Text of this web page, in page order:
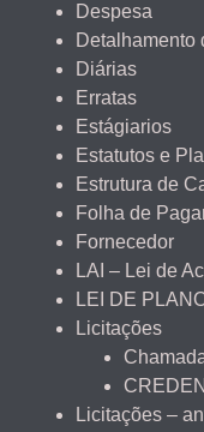
Despesa
Detalhamento
Diárias
Erratas
Estágiarios
Estatutos e
Estrutura de
Folha de
Fornecedor
LAI – Lei de
LEI DE
Licitações
Licitações –